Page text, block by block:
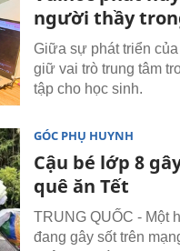
người thầy
Giữa sự phát triển
giữ vai trò trung tâm
tập cho học sinh.
GÓC PHỤ HUYNH
Cậu bé lớp 8
quê ăn Tết
TRUNG QUỐC - Một
đang gây sốt trên